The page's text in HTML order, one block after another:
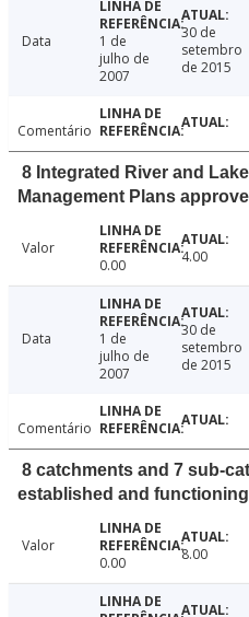
Data
1 de
julho de
2007
30 de
setembro
de 2015
Comentário
8 Integrated River and
Management Plans
Valor
0.00
4.00
Data
1 de
julho de
2007
30 de
setembro
de 2015
Comentário
8 catchments and 7 sub-
established and
Valor
0.00
8.00